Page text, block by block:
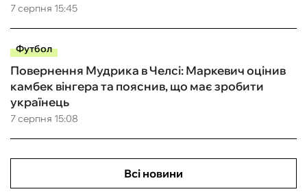
7 серпня 15:45
Футбол
7 серпня 15:08
Повернення Мудрика в Челсі: Маркевич оцінив
камбек вінгера та пояснив, що має зробити
українець
Всі новини